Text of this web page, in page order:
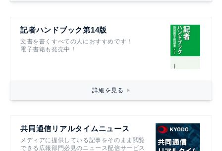
記者ハンドブック第14版
文書を書くすべての人におすすめです！
電子書籍も発売中！
詳細を見る
共同通信リアルタイムニュース
メディアに提供している記事をそのまま閲覧
できる広報部門必見のニュース配信サービス